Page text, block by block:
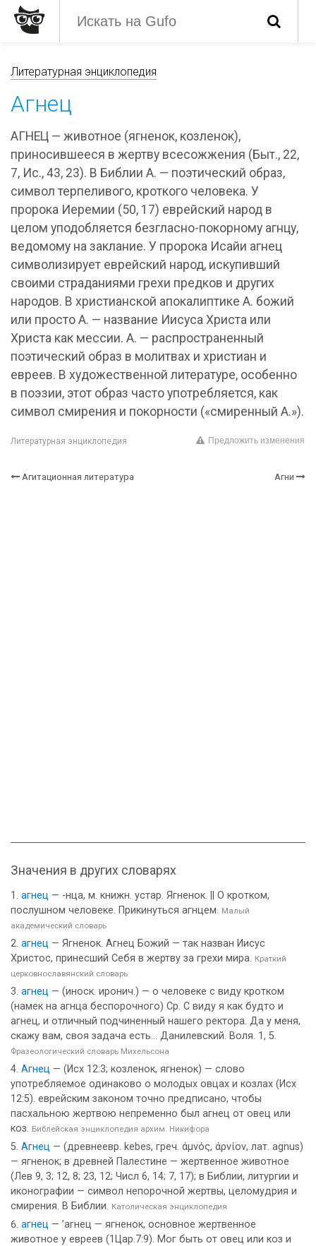
Литературная энциклопедия
Агнец
АГНЕЦ — животное (ягненок, козленок),
приносившееся в жертву всесожжения (Быт., 22,
7, Ис., 43, 23). В Библии А. — поэтический образ,
символ терпеливого, кроткого человека. У
пророка Иеремии (50, 17) еврейский народ в
целом уподобляется безгласно-покорному агнцу,
ведомому на заклание. У пророка Исайи агнец
символизирует еврейский народ, искупивший
своими страданиями грехи предков и других
народов. В христианской апокалиптике А. божий
или просто А. — название Иисуса Христа или
Христа как мессии. А. — распространенный
поэтический образ в молитвах и христиан и
евреев. В художественной литературе, особенно
в поэзии, этот образ часто употребляется, как
символ смирения и покорности («смиренный А.»).
Литературная энциклопедия Предложить изменения
Агитационная литература Агни
Значения в других словарях
агнец — -нца, м. книжн. устар. Ягненок. || О кротком,
послушном человеке. Прикинуться агнцем. Малый
академический словарь
агнец — Ягненок. Агнец Божий — так назван Иисус
Христос, принесший Себя в жертву за грехи мира. Краткий
церковнославянский словарь
агнец — (иноск. иронич.) — о человеке с виду кротком
(намек на агнца беспорочного) Ср. С виду я как будто и
агнец, и отличный подчиненный нашего ректора. Да у меня,
скажу вам, своя задача есть... Данилевский. Воля. 1, 5.
Фразеологический словарь Михельсона
Агнец — (Исх 12:3; козленок, ягненок) — слово
употребляемое одинаково о молодых овцах и козлах (Исх
12:5). еврейским законом точно предписано, чтобы
пасхальною жертвою непременно был агнец от овец или
коз. Библейская энциклопедия архим. Никифора
Агнец — (древнеевр. kebes, греч. άμνός, άρνίον, лат. agnus)
— ягненок; в древней Палестине — жертвенное животное
(Лев 9, 3; 12, 8; 23, 12; Числ 6, 14; 7, 17); в Библии, литургии и
иконографии — символ непорочной жертвы, целомудрия и
смирения. В Библии. Католическая энциклопедия
агнец — ’агнец — ягненок, основное жертвенное
животное у евреев (1Цар.7:9). Мог быть от овец или коз и